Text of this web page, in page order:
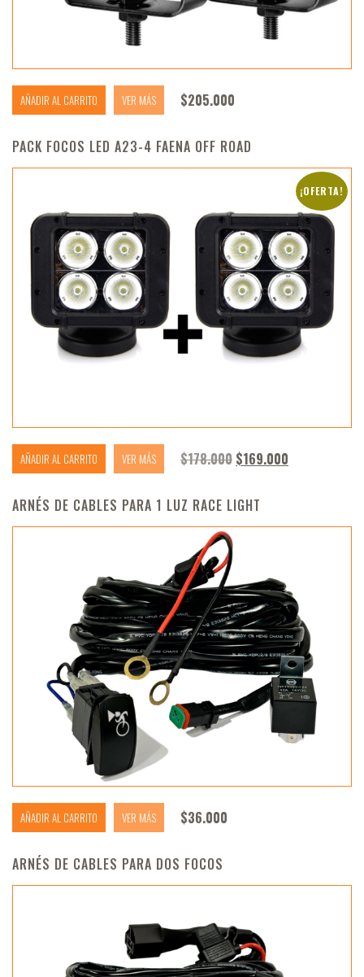
AÑADIR AL CARRITO VER MÁS $205.000
PACK FOCOS LED A23-4 FAENA OFF ROAD
¡OFERTA!
AÑADIR AL CARRITO VER MÁS $178.000 El precio original era:
$169.000
ARNÉS DE CABLES PARA 1 LUZ RACE LIGHT
AÑADIR AL CARRITO VER MÁS $36.000
ARNÉS DE CABLES PARA DOS FOCOS